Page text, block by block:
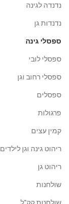
נדנדה לגינה
נדנדות גן
ספסלי גינה
ספסלי לובי
ספסלי רחוב וגן
ספסלים
פרגולות
קמין עצים
ריהוט גינה וגן לילדים
ריהוט גן
שולחנות